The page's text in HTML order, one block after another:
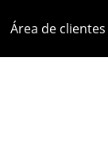
Área de clientes